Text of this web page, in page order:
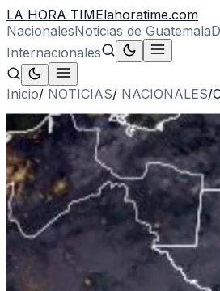
LA HORA TIMElahoratime.com
NacionalesNoticias de Guatemala
Internacionales
Inicio/ NOTICIAS/ NACIONALES/